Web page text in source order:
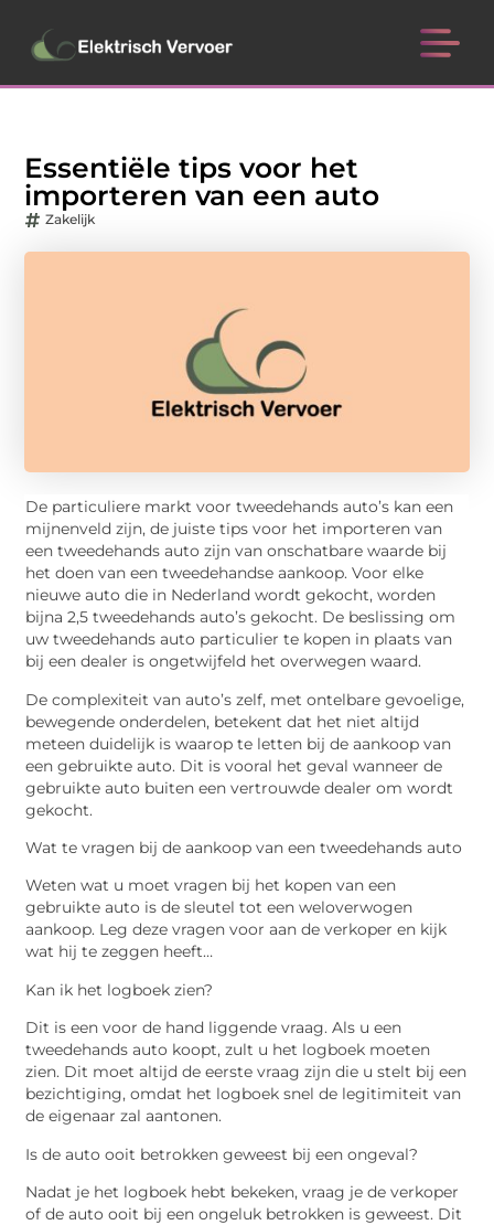
Essentiële tips voor het
importeren van een auto
Zakelijk
De particuliere markt voor tweedehands auto’s kan een
mijnenveld zijn, de juiste tips voor het importeren van
een tweedehands auto zijn van onschatbare waarde bij
het doen van een tweedehandse aankoop. Voor elke
nieuwe auto die in Nederland wordt gekocht, worden
bijna 2,5 tweedehands auto’s gekocht. De beslissing om
uw tweedehands auto particulier te kopen in plaats van
bij een dealer is ongetwijfeld het overwegen waard.
De complexiteit van auto’s zelf, met ontelbare gevoelige,
bewegende onderdelen, betekent dat het niet altijd
meteen duidelijk is waarop te letten bij de aankoop van
een gebruikte auto. Dit is vooral het geval wanneer de
gebruikte auto buiten een vertrouwde dealer om wordt
gekocht.
Wat te vragen bij de aankoop van een tweedehands auto
Weten wat u moet vragen bij het kopen van een
gebruikte auto is de sleutel tot een weloverwogen
aankoop. Leg deze vragen voor aan de verkoper en kijk
wat hij te zeggen heeft…
Kan ik het logboek zien?
Dit is een voor de hand liggende vraag. Als u een
tweedehands auto koopt, zult u het logboek moeten
zien. Dit moet altijd de eerste vraag zijn die u stelt bij een
bezichtiging, omdat het logboek snel de legitimiteit van
de eigenaar zal aantonen.
Is de auto ooit betrokken geweest bij een ongeval?
Nadat je het logboek hebt bekeken, vraag je de verkoper
of de auto ooit bij een ongeluk betrokken is geweest. Dit